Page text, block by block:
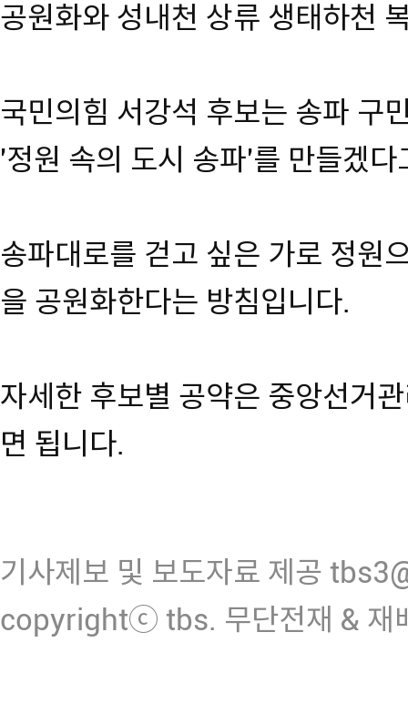
공원화와 성내천 상류 생태하천
국민의힘 서강석 후보는 송파 구
'정원 속의 도시 송파'를 만들겠다
송파대로를 걷고 싶은 가로 정원
을 공원화한다는 방침입니다.
자세한 후보별 공약은 중앙선거
면 됩니다.
기사제보 및 보도자료 제공
copyrightⓒ tbs. 무단전재 & 재